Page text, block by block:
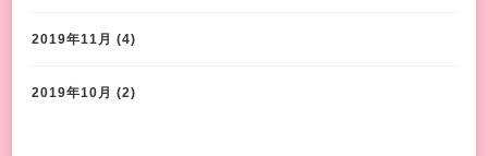
2019年11月 (4)
2019年10月 (2)